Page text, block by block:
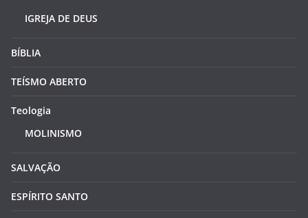
IGREJA DE DEUS
BÍBLIA
TEÍSMO ABERTO
Teologia
MOLINISMO
SALVAÇÃO
ESPÍRITO SANTO